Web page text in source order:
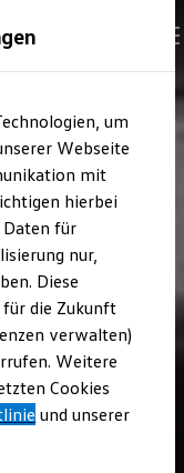
um
Webseite
mit
hierbei
für
nur,
Diese
die Zukunft
verwalten)
Weitere
Cookies
und unserer